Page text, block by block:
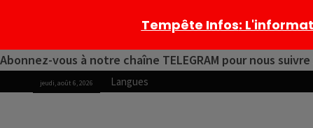
Abonnez-vous à notre chaîne TELEGRAM pour nous
jeudi, août 6, 2026 Langues
Tempête Infos: